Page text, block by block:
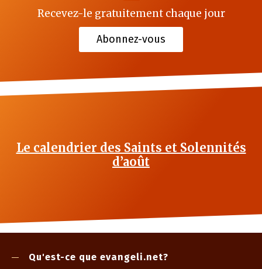
Recevez-le gratuitement chaque jour
Abonnez-vous
Le calendrier des Saints et Solennités
d’août
Qu'est-ce que evangeli.net?